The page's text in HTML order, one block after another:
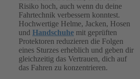
Risiko hoch, auch wenn du deine
Fahrtechnik verbessern konntest.
Hochwertige Helme, Jacken, Hosen
und Handschuhe mit geprüften
Protektoren reduzieren die Folgen
eines Sturzes erheblich und geben dir
gleichzeitig das Vertrauen, dich auf
das Fahren zu konzentrieren.